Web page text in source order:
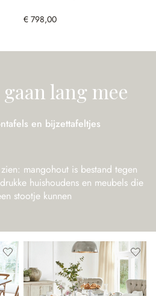
€ 798,00
lang mee
en bijzettafeltjes
mangohout is bestand tegen
huishoudens en meubels die
stootje kunnen